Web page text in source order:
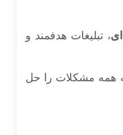
، تبلیغات هدفمند و
همه مشکلات را حل